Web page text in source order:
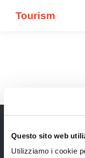
Questo sito web
Utilizziamo i cookie
Tourism
Newsletter